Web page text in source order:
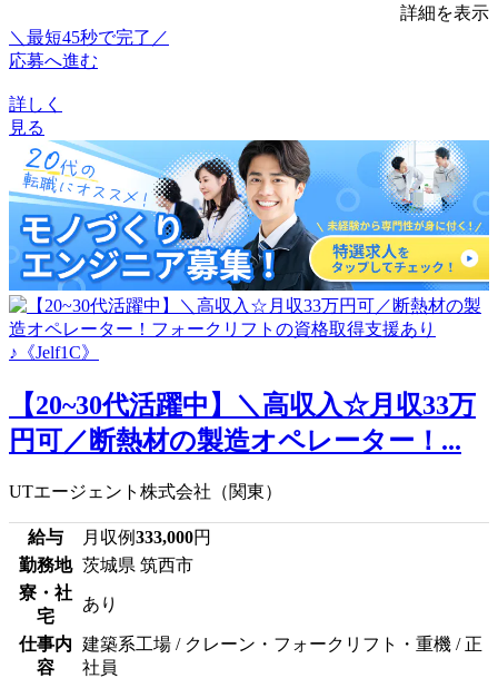
詳細を表示
＼最短45秒で完了／
応募へ進む
詳しく
見る
【20~30代活躍中】＼高収入☆月収33万
円可／断熱材の製造オペレーター！...
UTエージェント株式会社（関東）
給与 月収例333,000円
勤務地 茨城県 筑西市
寮・社
宅
あり
仕事内
容
建築系工場 / クレーン・フォークリフト・重機 / 正
社員